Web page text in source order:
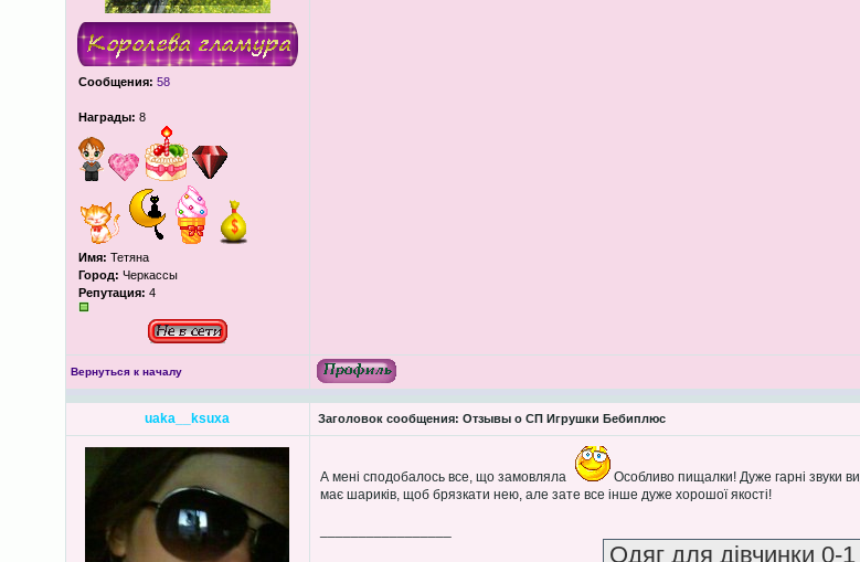
Сообщения: 58
Награды: 8
Имя: Тетяна
Город: Черкассы
Репутация: 4
Вернуться к началу
uaka__ksuxa Заголовок сообщения: Отзывы о СП Игрушки Бебиплюс
А мені сподобалось все, що замовляла
Особливо пищалки! Дуже гарні звуки
має шариків, щоб брязкати нею, але зате все інше дуже хорошої якості!